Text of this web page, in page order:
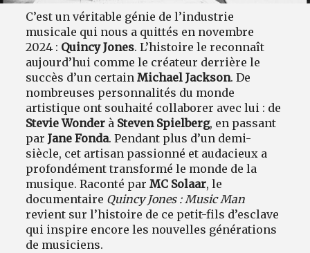
C’est un véritable génie de l’industrie
musicale qui nous a quittés en novembre
2024 : Quincy Jones. L’histoire le reconnaît
aujourd’hui comme le créateur derrière le
succès d’un certainMichael Jackson. De
nombreuses personnalités du monde
artistique ont souhaité collaborer avec lui : de
Stevie Wonder à Steven Spielberg, en passant
parJane Fonda. Pendant plus d’un demi-
siècle, cet artisan passionné et audacieux a
profondément transformé le monde de la
musique. Raconté parMC Solaar, le
documentaire Quincy Jones : Music Man
revient sur l’histoire de ce petit-fils d’esclave
qui inspire encore les nouvelles générations
de musiciens.